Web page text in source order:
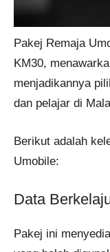
Pakej Remaja
KM30,
menjadikannya
dan pelajar di
Berikut adalah
Umobile:
Data
Pakej ini